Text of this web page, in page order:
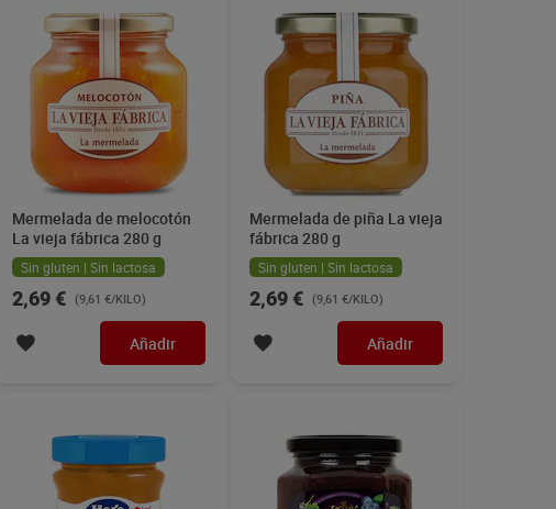
Mermelada de melocotón
La vieja fábrica 280 g
Sin gluten | Sin lactosa
2,69 € (9,61 €/KILO)
Añadir
Mermelada de piña La vieja
fábrica 280 g
Sin gluten | Sin lactosa
2,69 € (9,61 €/KILO)
Añadir